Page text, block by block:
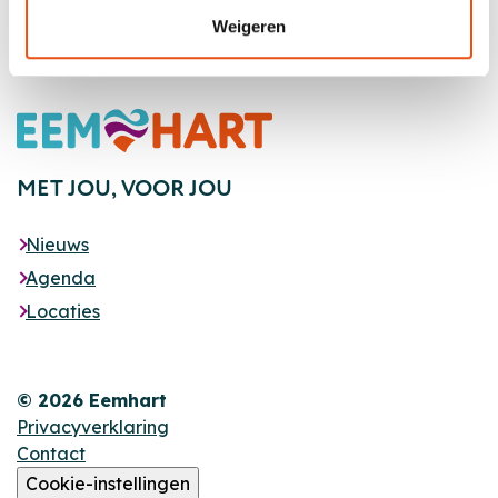
Weigeren
Footer
MET JOU,VOOR JOU
Nieuws
Agenda
Locaties
© 2026 Eemhart
Privacyverklaring
Contact
Cookie-instellingen